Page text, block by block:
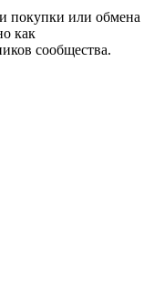
покупки или обмена
как
сообщества.